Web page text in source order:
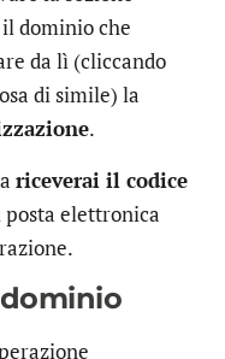
dominio che
da lì (cliccando
di simile) la
.
riceverai il codice
posta elettronica